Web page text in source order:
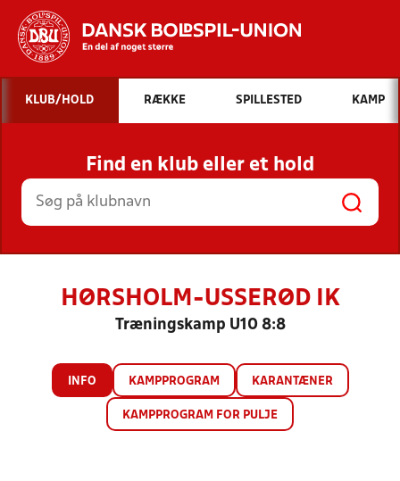
Hvad vil du søge efter?
INDHOLD OG NYHEDER
STILLINGER, RESULTATER, KLUBBER OG
HOLD
KLUB/HOLD RÆKKE SPILLESTED KAMP
Find en klub eller et hold
HØRSHOLM-USSERØD IK
Træningskamp U10 8:8
INFO KAMPPROGRAM KARANTÆNER
KAMPPROGRAM FOR PULJE